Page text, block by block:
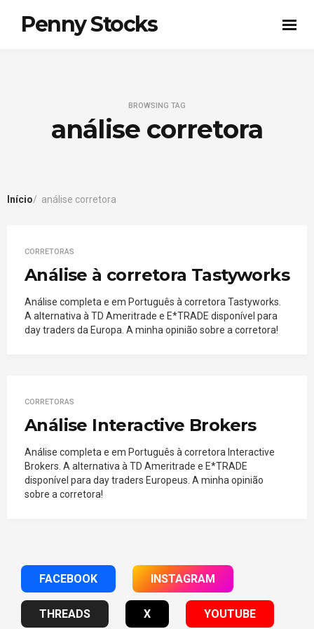
Penny Stocks
BROWSING TAG
análise corretora
Início análise corretora
CORRETORAS
Análise à corretora Tastyworks
Análise completa e em Português à corretora Tastyworks.
A alternativa à TD Ameritrade e E*TRADE disponível para
day traders da Europa. A minha opinião sobre a corretora!
CORRETORAS
Análise Interactive Brokers
Análise completa e em Português à corretora Interactive
Brokers. A alternativa à TD Ameritrade e E*TRADE
disponível para day traders Europeus. A minha opinião
sobre a corretora!
FACEBOOK INSTAGRAM
THREADS X YOUTUBE